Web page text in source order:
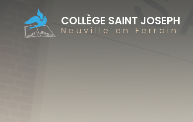
COLLÈGE SAINT JOSEPH
Neuville en Ferrain